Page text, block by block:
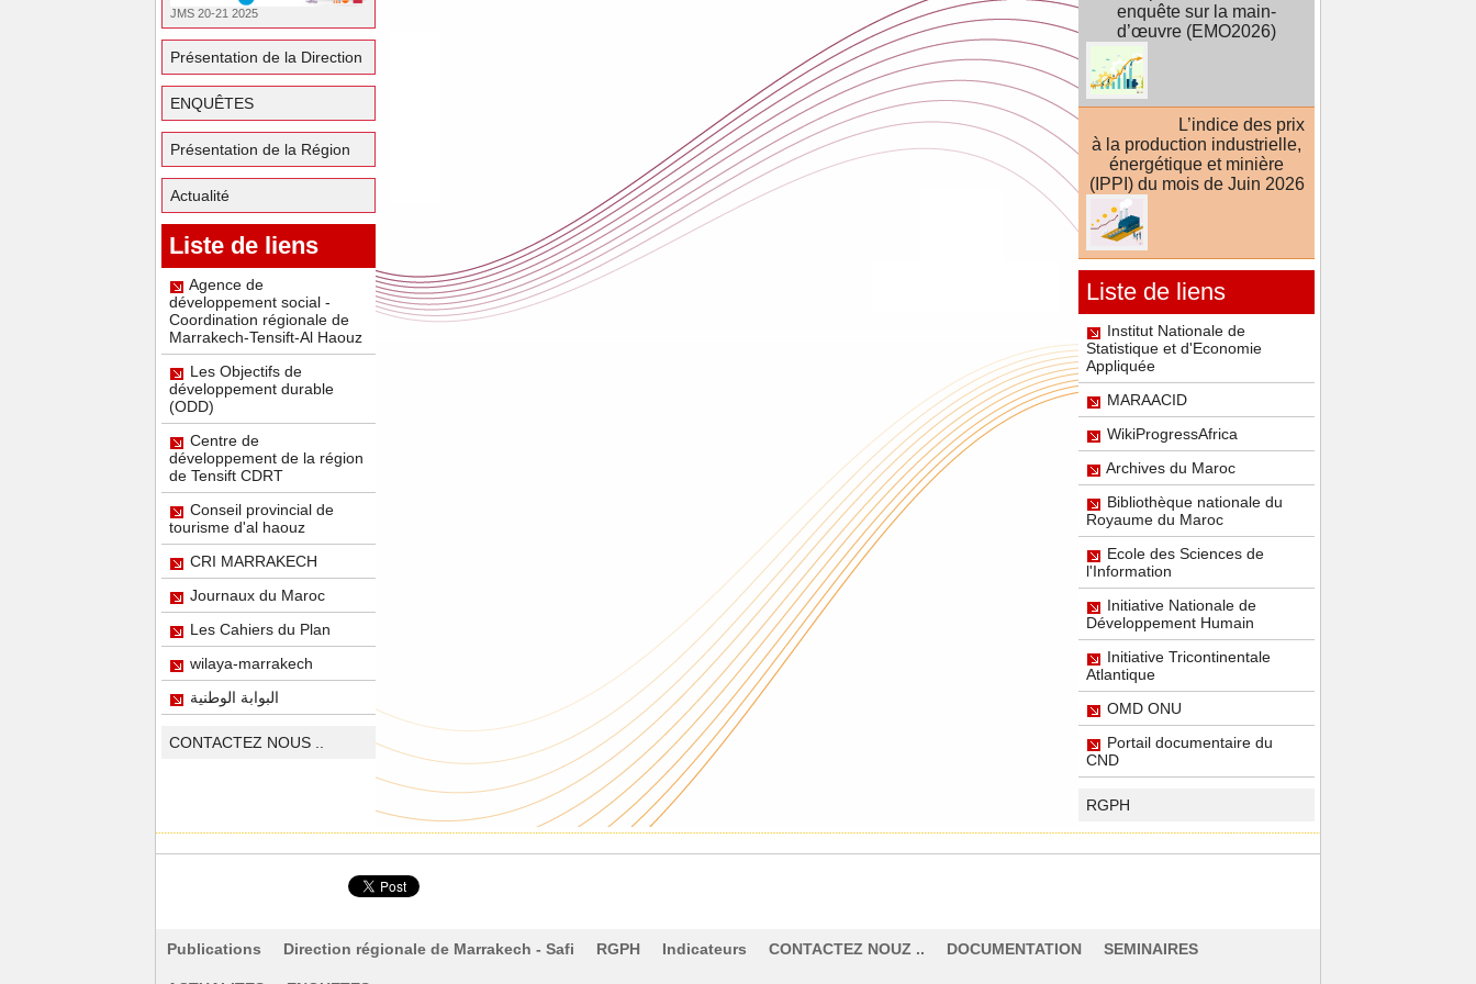
JMS 20-21 2025
Présentation de la Direction
ENQUÊTES
Présentation de la Région
Actualité
Liste de liens
Agence de
développement social -
Coordination régionale de
Marrakech-Tensift-Al Haouz
Les Objectifs de
développement durable
(ODD)
Centre de
développement de la région
de Tensift CDRT
Conseil provincial de
tourisme d'al haouz
CRI MARRAKECH
Journaux du Maroc
Les Cahiers du Plan
wilaya-marrakech
البوابة الوطنية
CONTACTEZ NOUS ..
enquête sur la main-
d’œuvre (EMO2026)
L’indice des prix
à la production industrielle,
énergétique et minière
(IPPI) du mois de Juin 2026
Liste de liens
Institut Nationale de
Statistique et d'Economie
Appliquée
MARAACID
WikiProgressAfrica
Archives du Maroc
Bibliothèque nationale du
Royaume du Maroc
Ecole des Sciences de
l'Information
Initiative Nationale de
Développement Humain
Initiative Tricontinentale
Atlantique
OMD ONU
Portail documentaire du
CND
RGPH
Publications Direction régionale de Marrakech - Safi RGPH Indicateurs CONTACTEZ NOUZ .. DOCUMENTATION SEMINAIRES